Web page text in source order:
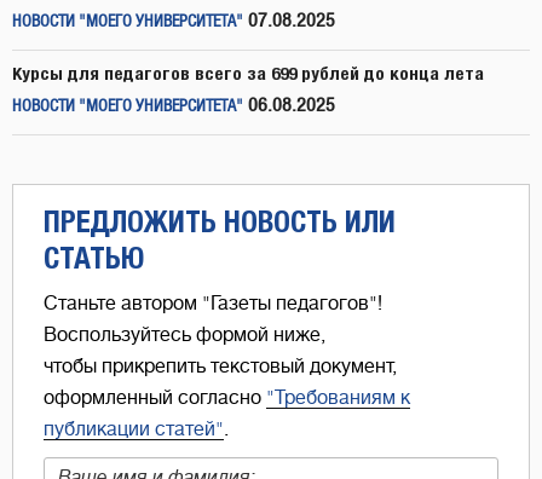
НОВОСТИ "МОЕГО УНИВЕРСИТЕТА" 07.08.2025
Курсы для педагогов всего за 699 рублей до конца лета
НОВОСТИ "МОЕГО УНИВЕРСИТЕТА" 06.08.2025
ПРЕДЛОЖИТЬ НОВОСТЬ ИЛИ
СТАТЬЮ
Станьте автором "Газеты педагогов"!
Воспользуйтесь формой ниже,
чтобы прикрепить текстовый документ,
оформленный согласно "Требованиям к
публикации статей".